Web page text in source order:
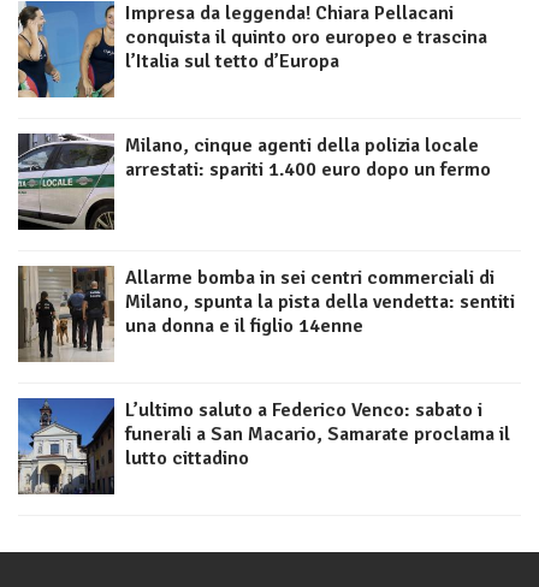
Impresa da leggenda! Chiara Pellacani
conquista il quinto oro europeo e trascina
l’Italia sul tetto d’Europa
Milano, cinque agenti della polizia locale
arrestati: spariti 1.400 euro dopo un fermo
Allarme bomba in sei centri commerciali di
Milano, spunta la pista della vendetta: sentiti
una donna e il figlio 14enne
L’ultimo saluto a Federico Venco: sabato i
funerali a San Macario, Samarate proclama il
lutto cittadino